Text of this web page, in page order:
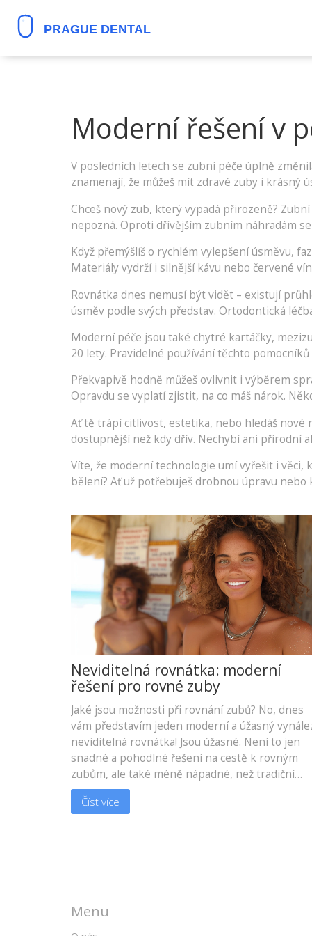
Moderní řešení v
V posledních letech se zubní péče úplně
znamenají, že můžeš mít zdravé zuby i krásný
Chceš nový zub, který vypadá přirozeně?
nepozná. Oproti dřívějším zubním náhradám
Když přemýšlíš o rychlém vylepšení úsměvu,
Materiály vydrží i silnější kávu nebo červené
Rovnátka dnes nemusí být vidět – existují
úsměv podle svých představ. Ortodontická
Moderní péče jsou také chytré kartáčky,
20 lety. Pravidelné používání těchto
Překvapivě hodně můžeš ovlivnit i výběrem
Opravdu se vyplatí zjistit, na co máš nárok.
Ať tě trápí citlivost, estetika, nebo hledáš nové
dostupnější než kdy dřív. Nechybí ani přírodní
Víte, že moderní technologie umí vyřešit i
bělení? Ať už potřebuješ drobnou úpravu
Neviditelná rovnátka: moderní
řešení pro rovné zuby
Jaké jsou možnosti při rovnání zubů? No, dnes
vám představím jeden moderní a úžasný
neviditelná rovnátka! Jsou úžasné. Není to jen
snadné a pohodlné řešení na cestě k rovným
zubům, ale také méně nápadné, než tradiční
rovnátka. Tato moderní metoda mění způsob,
jakým lidé nahlíží na rovnání zubů. Připojte se ke
Číst více
Menu